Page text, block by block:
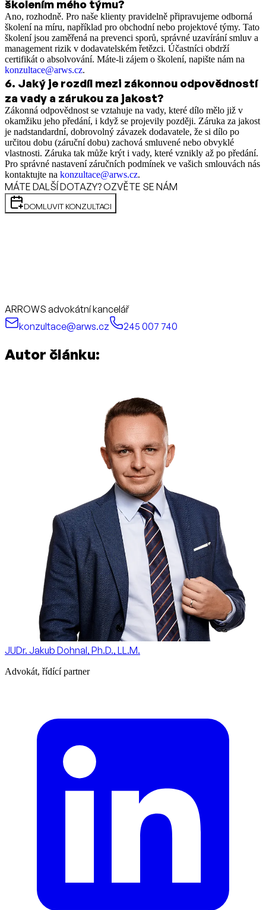
školením mého týmu?
Ano, rozhodně. Pro naše klienty pravidelně připravujeme odborná
školení na míru, například pro obchodní nebo projektové týmy. Tato
školení jsou zaměřená na prevenci sporů, správné uzavírání smluv a
management rizik v dodavatelském řetězci. Účastníci obdrží
certifikát o absolvování. Máte-li zájem o školení, napište nám na
konzultace@arws.cz.
6. Jaký je rozdíl mezi zákonnou odpovědností
za vady a zárukou za jakost?
Zákonná odpovědnost se vztahuje na vady, které dílo mělo již v
okamžiku jeho předání, i když se projevily později. Záruka za jakost
je nadstandardní, dobrovolný závazek dodavatele, že si dílo po
určitou dobu (záruční dobu) zachová smluvené nebo obvyklé
vlastnosti. Záruka tak může krýt i vady, které vznikly až po předání.
Pro správné nastavení záručních podmínek ve vašich smlouvách nás
kontaktujte na konzultace@arws.cz.
MÁTE DALŠÍ DOTAZY? OZVĚTE SE NÁM
DOMLUVIT KONZULTACI
ARROWS advokátní kancelář
konzultace@arws.cz
245 007 740
Autor článku:
JUDr. Jakub Dohnal, Ph.D., LL.M.
Advokát, řídící partner